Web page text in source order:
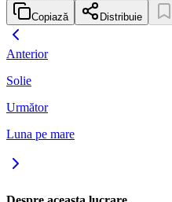
Copiază Distribuie
Anterior
Solie
Următor
Luna pe mare